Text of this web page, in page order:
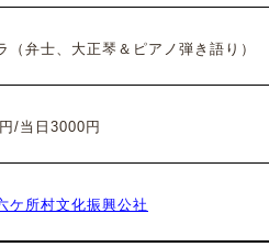
弁士、大正琴＆ピアノ弾き語り）
/当日3000円
ケ所村文化振興公社